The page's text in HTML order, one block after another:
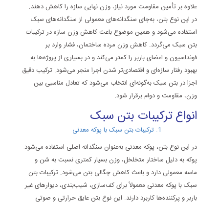
علاوه بر تأمین مقاومت مورد نیاز، وزن نهایی سازه را کاهش دهند.
در این نوع بتن، به‌جای سنگدانه‌های معمولی از سنگدانه‌های سبک
استفاده می‌شود و همین موضوع باعث کاهش وزن سازه در ترکیبات
بتن سبک می‌گردد. کاهش وزن مرده ساختمان، فشار وارد بر
فونداسیون و اعضای باربر را کمتر می‌کند و در بسیاری از پروژه‌ها به
بهبود رفتار سازه‌ای و اقتصادی‌تر شدن اجرا منجر می‌شود. ترکیب دقیق
اجزا در بتن سبک به‌گونه‌ای انتخاب می‌شود که تعادل مناسبی بین
وزن، مقاومت و دوام برقرار شود.
انواع ترکیبات بتن سبک
ترکیبات بتن سبک با پوکه معدنی
در این نوع بتن، پوکه معدنی به‌عنوان سنگدانه اصلی استفاده می‌شود.
پوکه به دلیل ساختار متخلخل، وزن بسیار کمتری نسبت به شن و
ماسه معمولی دارد و باعث کاهش چگالی بتن می‌شود. ترکیبات بتن
سبک با پوکه معدنی معمولاً برای کف‌سازی، شیب‌بندی، دیوارهای غیر
باربر و پرکننده‌ها کاربرد دارند. این نوع بتن عایق حرارتی و صوتی